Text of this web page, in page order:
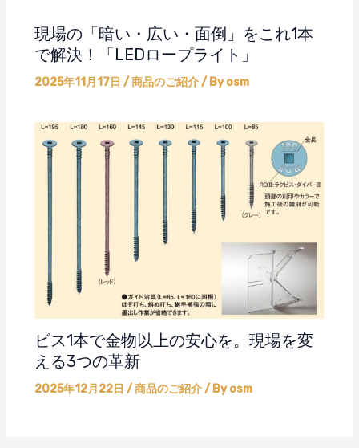
現場の「暗い・広い・面倒」をこれ1本
で解決！「LEDロープライト」
2025年11月17日 /商品のご紹介/ Byosm
ビス1本で金物以上の安心を。現場を変
える3つの革新
2025年12月22日 /商品のご紹介/ Byosm